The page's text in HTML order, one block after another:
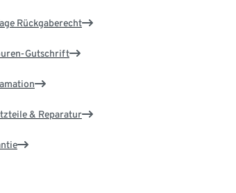
Rückgaberecht
Gutschrift
& Reparatur